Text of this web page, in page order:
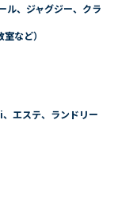
ル、ジャグジー、クラ
など）
エステ、ランドリー